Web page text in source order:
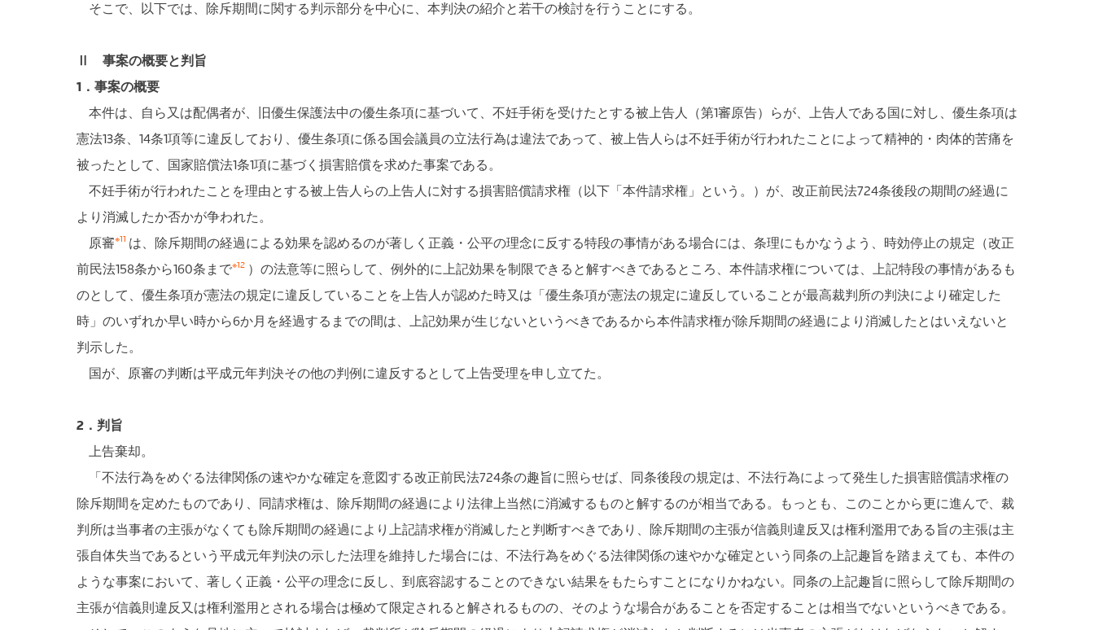
そこで、以下では、除斥期間に関する判示部分を中心に、本判決の紹介と若干の検討を行うことにする。
Ⅱ 事案の概要と判旨
1．事案の概要
本件は、自ら又は配偶者が、旧優生保護法中の優生条項に基づいて、不妊手術を受けたとする被上告人（第1審原告）らが、上告人である国に対し、優生条項は
憲法13条、14条1項等に違反しており、優生条項に係る国会議員の立法行為は違法であって、被上告人らは不妊手術が行われたことによって精神的・肉体的苦痛を
被ったとして、国家賠償法1条1項に基づく損害賠償を求めた事案である。
不妊手術が行われたことを理由とする被上告人らの上告人に対する損害賠償請求権（以下「本件請求権」という。）が、改正前民法724条後段の期間の経過に
より消滅したか否かが争われた。
原審※11 は、除斥期間の経過による効果を認めるのが著しく正義・公平の理念に反する特段の事情がある場合には、条理にもかなうよう、時効停止の規定（改正
前民法158条から160条まで※12 ）の法意等に照らして、例外的に上記効果を制限できると解すべきであるところ、本件請求権については、上記特段の事情があるも
のとして、優生条項が憲法の規定に違反していることを上告人が認めた時又は「優生条項が憲法の規定に違反していることが最高裁判所の判決により確定した
時」のいずれか早い時から6か月を経過するまでの間は、上記効果が生じないというべきであるから本件請求権が除斥期間の経過により消滅したとはいえないと
判示した。
国が、原審の判断は平成元年判決その他の判例に違反するとして上告受理を申し立てた。
2．判旨
上告棄却。
「不法行為をめぐる法律関係の速やかな確定を意図する改正前民法724条の趣旨に照らせば、同条後段の規定は、不法行為によって発生した損害賠償請求権の
除斥期間を定めたものであり、同請求権は、除斥期間の経過により法律上当然に消滅するものと解するのが相当である。もっとも、このことから更に進んで、裁
判所は当事者の主張がなくても除斥期間の経過により上記請求権が消滅したと判断すべきであり、除斥期間の主張が信義則違反又は権利濫用である旨の主張は主
張自体失当であるという平成元年判決の示した法理を維持した場合には、不法行為をめぐる法律関係の速やかな確定という同条の上記趣旨を踏まえても、本件の
ような事案において、著しく正義・公平の理念に反し、到底容認することのできない結果をもたらすことになりかねない。同条の上記趣旨に照らして除斥期間の
主張が信義則違反又は権利濫用とされる場合は極めて限定されると解されるものの、そのような場合があることを否定することは相当でないというべきである。